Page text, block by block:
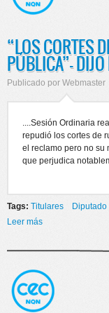
“LOS CORTES
PÚBLICA”-
Publicado por Webmaster
....Sesión Ordinaria
repudió los cortes de
el reclamo pero no su
que perjudica
Tags: Titulares Diputado
Leer más